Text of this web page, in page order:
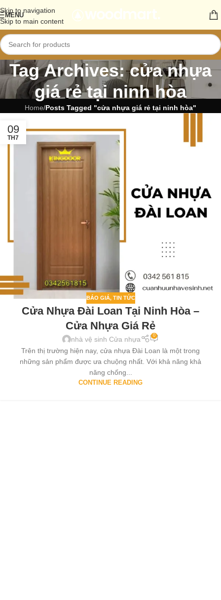
Skip to navigation
Skip to main content
MENU
Tag Archives: cửa nhựa
giá rẻ tại ninh hòa
Home/Posts Tagged "cửa nhựa giá rẻ tại ninh hòa"
09
TH7
BÁO GIÁ, TIN TỨC
Cửa Nhựa Đài Loan Tại Ninh Hòa –
Cửa Nhựa Giá Rẻ
nhà vệ sinh Cửa nhựa 0
Trên thị trường hiện nay, cửa nhựa Đài Loan là một trong
những sản phẩm được ưa chuộng nhất. Với khả năng khả
năng chống...
CONTINUE READING